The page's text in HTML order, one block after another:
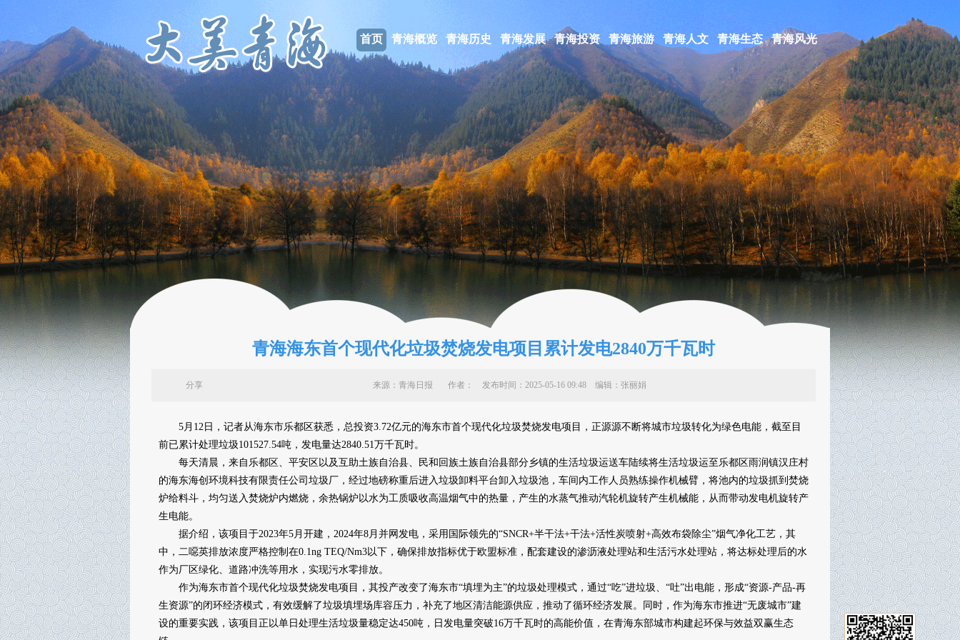
首页 青海概览 青海历史 青海发展 青海投资 青海旅游 青海人文 青海生态 青海风光
青海海东首个现代化垃圾焚烧发电项目累计发电2840万千瓦时
来源：青海日报 作者： 发布时间：2025-05-16 09:48 编辑：张丽娟
分享
5月12日，记者从海东市乐都区获悉，总投资3.72亿元的海东市首个现代化垃圾焚烧发电项目，正源源不断将城市垃圾转化为绿色电能，截至目
前已累计处理垃圾101527.54吨，发电量达2840.51万千瓦时。
每天清晨，来自乐都区、平安区以及互助土族自治县、民和回族土族自治县部分乡镇的生活垃圾运送车陆续将生活垃圾运至乐都区雨润镇汉庄村
的海东海创环境科技有限责任公司垃圾厂，经过地磅称重后进入垃圾卸料平台卸入垃圾池，车间内工作人员熟练操作机械臂，将池内的垃圾抓到焚烧
炉给料斗，均匀送入焚烧炉内燃烧，余热锅炉以水为工质吸收高温烟气中的热量，产生的水蒸气推动汽轮机旋转产生机械能，从而带动发电机旋转产
生电能。
据介绍，该项目于2023年5月开建，2024年8月并网发电，采用国际领先的“SNCR+半干法+干法+活性炭喷射+高效布袋除尘”烟气净化工艺，其
中，二噁英排放浓度严格控制在0.1ng TEQ/Nm3以下，确保排放指标优于欧盟标准，配套建设的渗沥液处理站和生活污水处理站，将达标处理后的水
作为厂区绿化、道路冲洗等用水，实现污水零排放。
作为海东市首个现代化垃圾焚烧发电项目，其投产改变了海东市“填埋为主”的垃圾处理模式，通过“吃”进垃圾、“吐”出电能，形成“资源-产品-再
生资源”的闭环经济模式，有效缓解了垃圾填埋场库容压力，补充了地区清洁能源供应，推动了循环经济发展。同时，作为海东市推进“无废城市”建
设的重要实践，该项目正以单日处理生活垃圾量稳定达450吨，日发电量突破16万千瓦时的高能价值，在青海东部城市构建起环保与效益双赢生态